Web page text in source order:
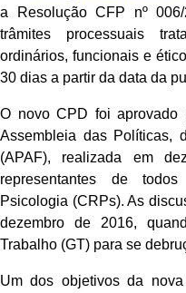
a Resolução CFP nº
trâmites processuais
ordinários, funcionais e
30 dias a partir da data da
O novo CPD foi aprovado
Assembleia das Políticas,
(APAF), realizada em
representantes de
Psicologia (CRPs). As
dezembro de 2016,
Trabalho (GT) para se
Um dos objetivos da